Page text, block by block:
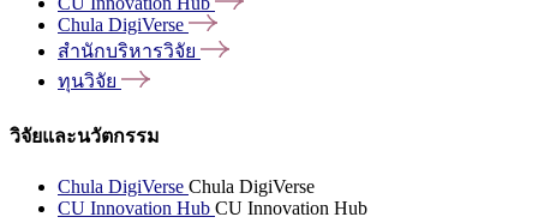
Chula DigiVerse
สำนักบริหารวิจัย
ทุนวิจัย
วิจัยและนวัตกรรม
Chula DigiVerse Chula DigiVerse
CU Innovation Hub CU Innovation Hub